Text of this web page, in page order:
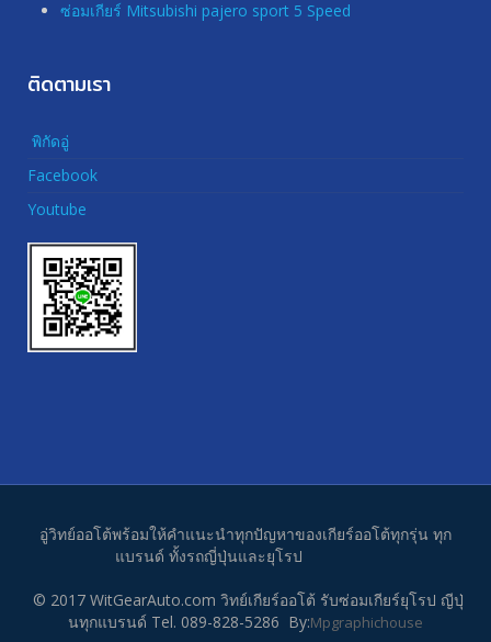
ซ่อมเกียร์ Mitsubishi pajero sport 5 Speed
ติดตามเรา
พิกัดอู่
Facebook
Youtube
อู่วิทย์ออโต้พร้อมให้คำแนะนำทุกปัญหาของเกียร์ออโต้ทุกรุ่น ทุก
แบรนด์ ทั้งรถญี่ปุ่นและยุโรป
© 2017 WitGearAuto.com วิทย์เกียร์ออโต้ รับซ่อมเกียร์ยุโรป ญีปุ่
นทุกแบรนด์ Tel. 089-828-5286 By:Mpgraphichouse